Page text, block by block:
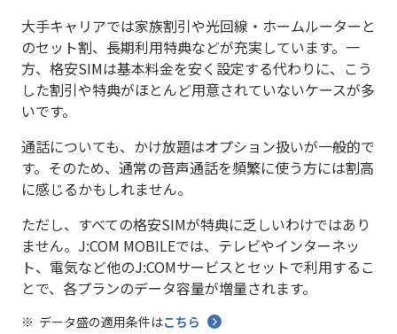
大手キャリアでは家族割引や光回線・ホームルーターと
のセット割、長期利用特典などが充実しています。一
方、格安SIMは基本料金を安く設定する代わりに、こう
した割引や特典がほとんど用意されていないケースが多
いです。
通話についても、かけ放題はオプション扱いが一般的で
す。そのため、通常の音声通話を頻繁に使う方には割高
に感じるかもしれません。
ただし、すべての格安SIMが特典に乏しいわけではあり
ません。J:COM MOBILEでは、テレビやインターネッ
ト、電気など他のJ:COMサービスとセットで利用するこ
とで、各プランのデータ容量が増量されます。
データ盛の適用条件はこちら